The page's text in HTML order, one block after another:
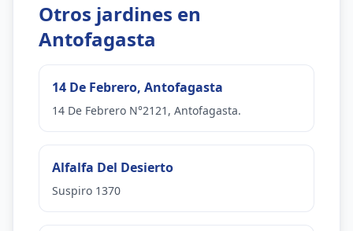
Otros jardines en
Antofagasta
14 De Febrero, Antofagasta
14 De Febrero N°2121, Antofagasta.
Alfalfa Del Desierto
Suspiro 1370